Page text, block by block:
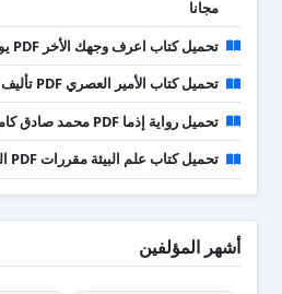
مجانا
تحميل كتاب اعرف وجهك الأخر PDF يوسف الحسني
تحميل كتاب الأمير العصري PDF تأليف كارنز لورد كامل مجانا
تحميل رواية إذما PDF محمد صادق كامل مجانا
تحميل كتاب علم البيئة مقررات PDF السعودية 1443
أشهر المؤلفين